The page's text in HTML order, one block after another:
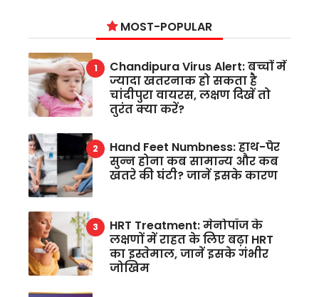
MOST-POPULAR
Chandipura Virus Alert: बच्चों में
ज्यादा खतरनाक हो सकता है
चांदीपुरा वायरस, लक्षण दिखें तो
तुरंत क्या करें?
Hand Feet Numbness: हाथ-पैर
सुन्न होना कब सामान्य और कब
खतरे की घंटी? जानें इसके कारण
HRT Treatment: मेनोपॉज के
लक्षणों में राहत के लिए बढ़ा HRT
का इस्तेमाल, जानें इसके गंभीर
जोखिम